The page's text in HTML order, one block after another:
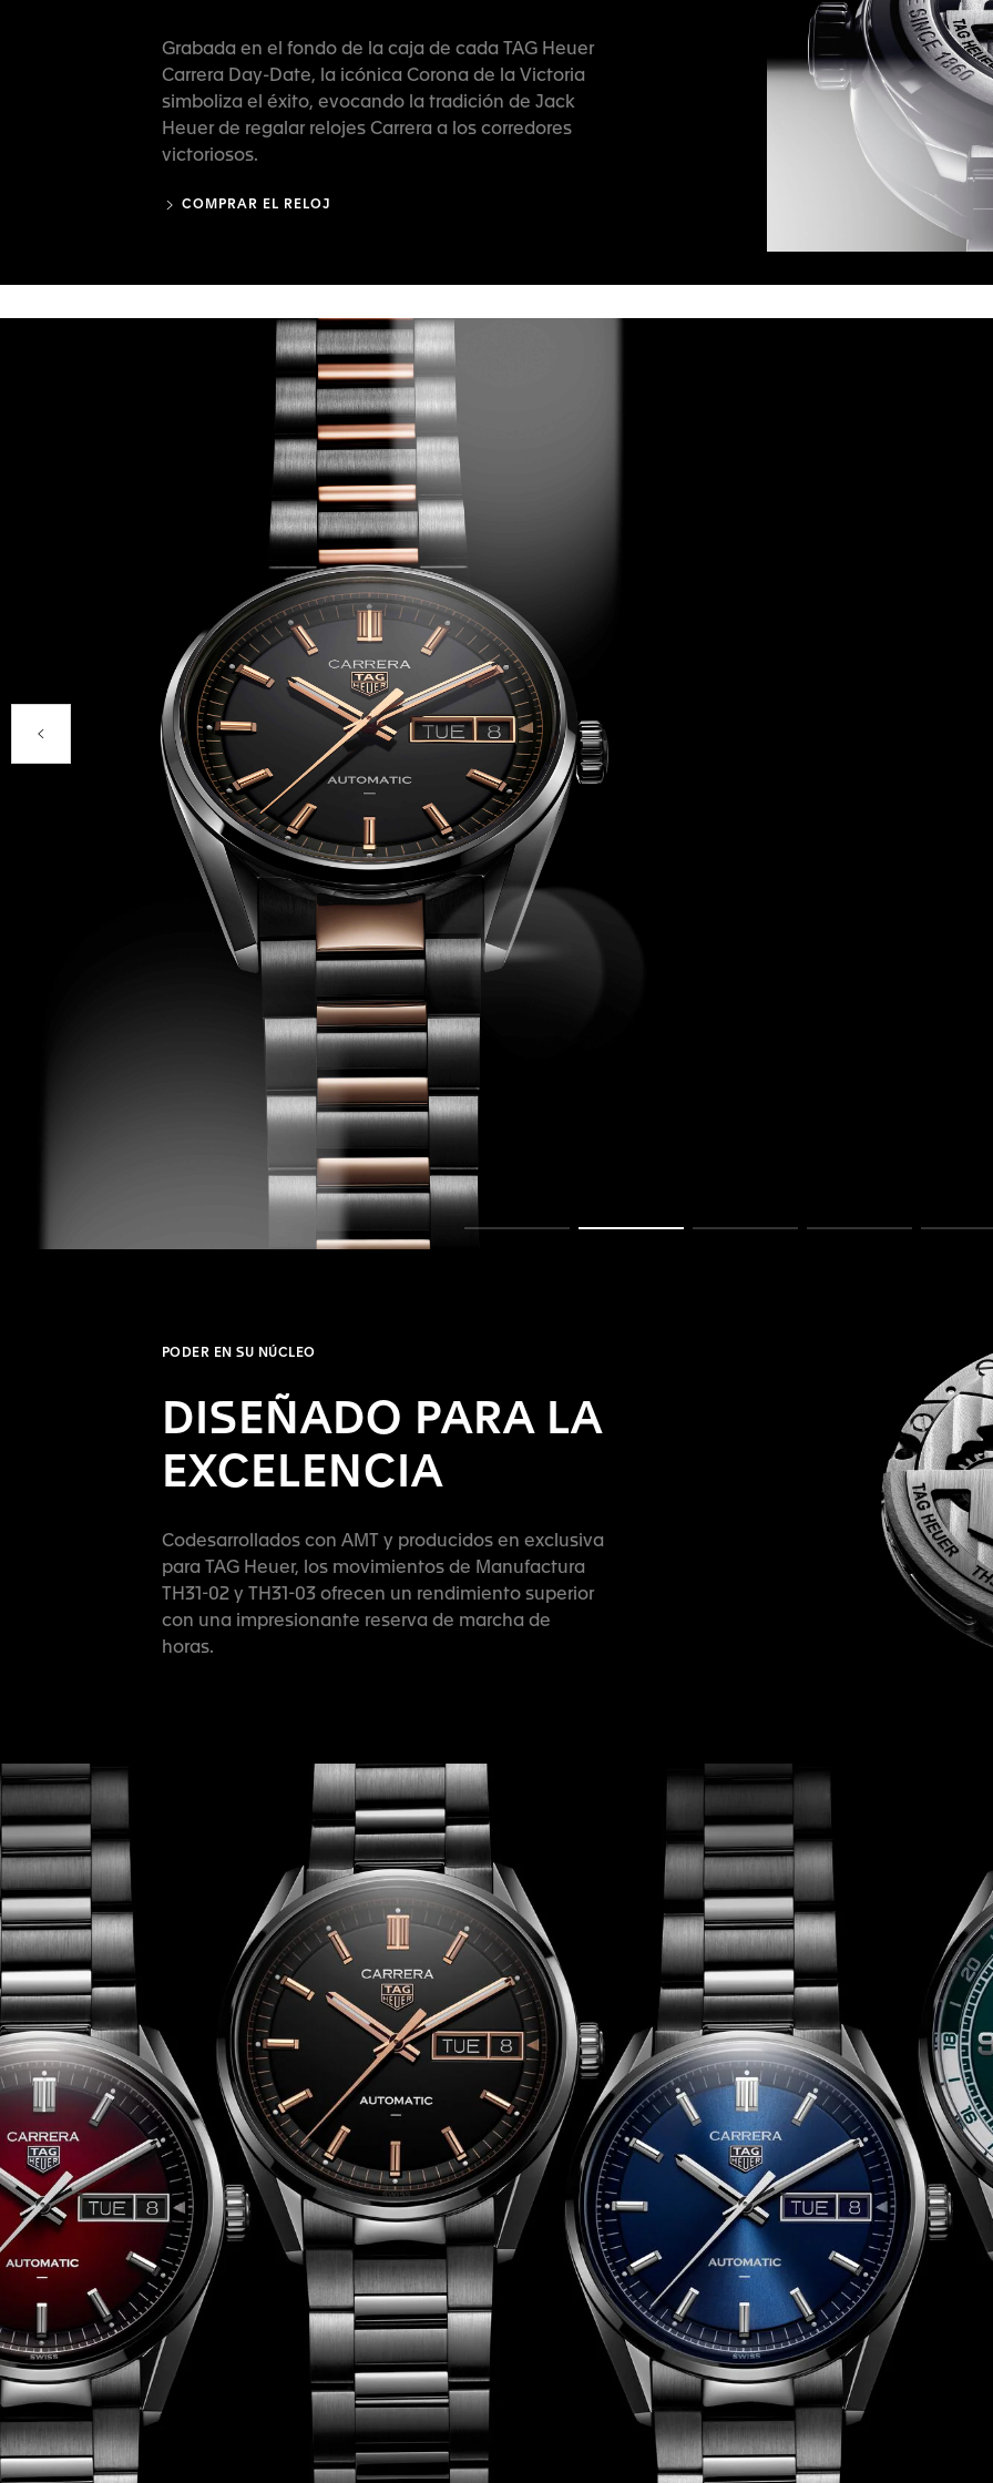
Grabada en el fondo de la caja de cada TAG Heuer
Carrera Day-Date, la icónica Corona de la Victoria
simboliza el éxito, evocando la tradición de Jack
Heuer de regalar relojes Carrera a los corredores
victoriosos.
COMPRAR EL RELOJ
Productos anteriores
PODER EN SU NÚCLEO
DISEÑADO PARA LA
EXCELENCIA
Codesarrollados con AMT y producidos en exclusiva
para TAG Heuer, los movimientos de Manufactura
TH31-02 y TH31-03 ofrecen un rendimiento superior
con una impresionante reserva de marcha de
horas.